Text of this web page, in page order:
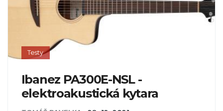
Testy
Ibanez PA300E-NSL -
elektroakustická kytara